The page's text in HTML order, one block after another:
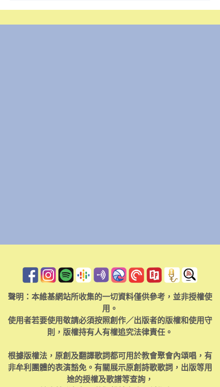
聲明：本維基網站所收集的一切資料僅供參考，並非授權使
用。
使用者若要使用敬請必須按照創作／出版者的版權和使用守
則，版權持有人有權追究法律責任。
根據版權法，原創及翻譯歌詞都可用於教會聚會內頌唱，有
非牟利團體的表演豁免。有關展示原創詩歌歌詞，出版等用
途的授權及歌譜等查詢，